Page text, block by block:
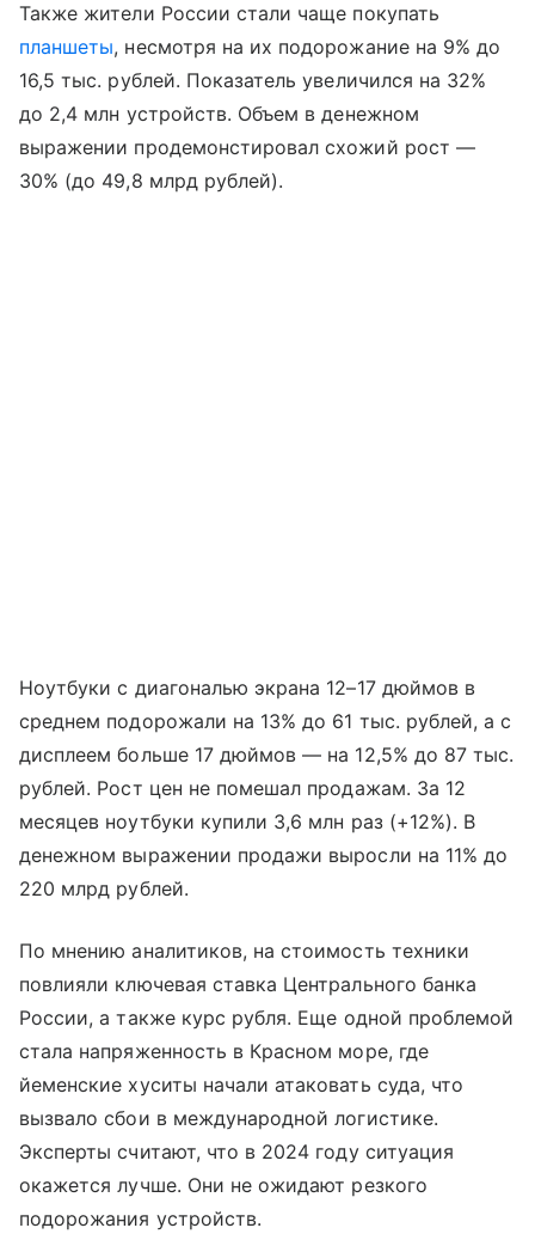
Также жители России стали чаще покупать
планшеты, несмотря на их подорожание на 9% до
16,5 тыс. рублей. Показатель увеличился на 32%
до 2,4 млн устройств. Объем в денежном
выражении продемонстировал схожий рост —
30% (до 49,8 млрд рублей).
Ноутбуки с диагональю экрана 12–17 дюймов в
среднем подорожали на 13% до 61 тыс. рублей, а с
дисплеем больше 17 дюймов — на 12,5% до 87 тыс.
рублей. Рост цен не помешал продажам. За 12
месяцев ноутбуки купили 3,6 млн раз (+12%). В
денежном выражении продажи выросли на 11% до
220 млрд рублей.
По мнению аналитиков, на стоимость техники
повлияли ключевая ставка Центрального банка
России, а также курс рубля. Еще одной проблемой
стала напряженность в Красном море, где
йеменские хуситы начали атаковать суда, что
вызвало сбои в международной логистике.
Эксперты считают, что в 2024 году ситуация
окажется лучше. Они не ожидают резкого
подорожания устройств.